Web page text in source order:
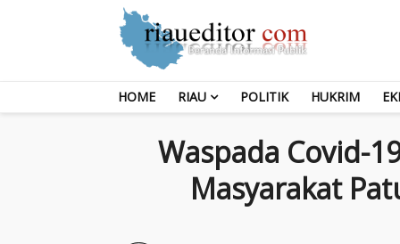
HOME RIAU POLITIK HUKRIM
Waspada Covid-
Masyarakat